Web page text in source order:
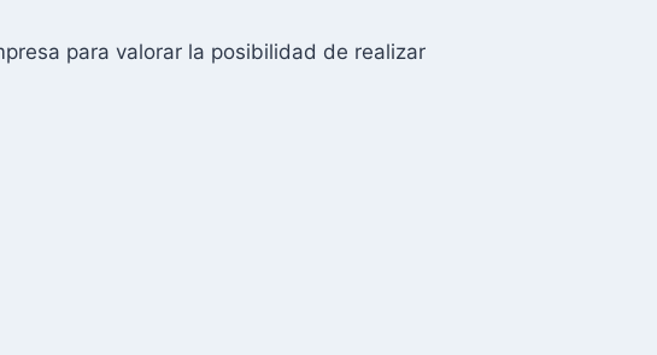
para valorar la posibilidad de realizar